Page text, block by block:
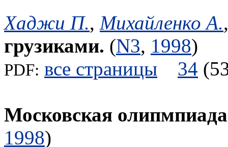
Хаджи П., Михайленко А.
грузиками. (N3, 1998)
PDF: все страницы 34
Московская
1998)